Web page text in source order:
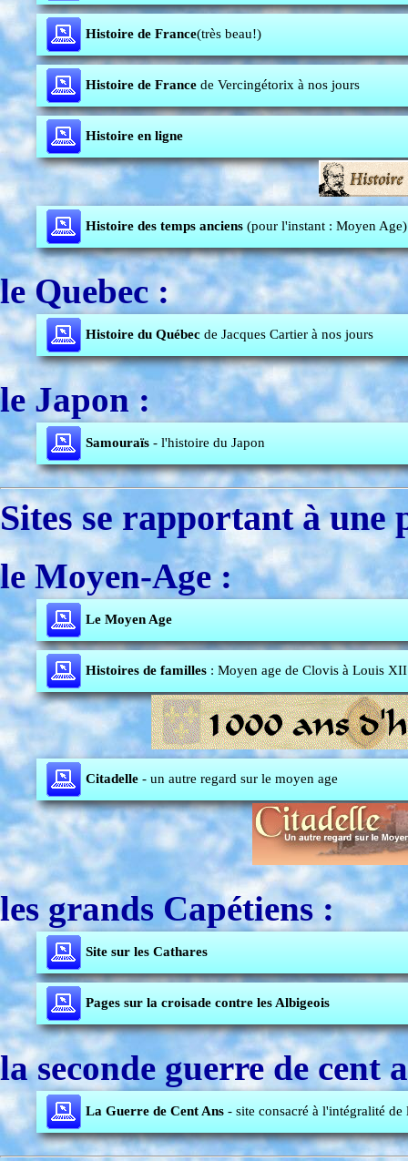
Histoire de France(très beau!)
Histoire de France de Vercingétorix à nos jours
Histoire en ligne
Histoire des temps anciens (pour l'instant : Moyen Age)
le Quebec :
Histoire du Québec de Jacques Cartier à nos jours
le Japon :
Samouraïs - l'histoire du Japon
Sites se rapportant à une
le Moyen-Age :
Le Moyen Age
Histoires de familles : Moyen age de Clovis à Louis XII
Citadelle - un autre regard sur le moyen age
les grands Capétiens :
Site sur les Cathares
Pages sur la croisade contre les Albigeois
la seconde guerre de cent
La Guerre de Cent Ans - site consacré à l'intégralité de